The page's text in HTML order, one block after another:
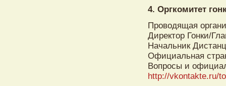
4. Оргкомитет
Проводящая
Директор Гонки/
Начальник
Официальная
Вопросы и
http://vkontakte.ru/